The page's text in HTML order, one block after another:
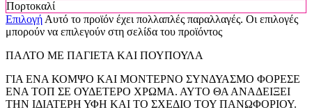
Πορτοκαλί
Επιλογή Αυτό το προϊόν έχει πολλαπλές παραλλαγές. Οι επιλογές
μπορούν να επιλεγούν στη σελίδα του προϊόντος
ΠΑΛΤΟ ΜΕ ΠΑΓΙΕΤΑ ΚΑΙ ΠΟΥΠΟΥΛΑ
ΓΙΑ ΕΝΑ ΚΟΜΨΟ ΚΑΙ ΜΟΝΤΕΡΝΟ ΣΥΝΔΥΑΣΜΟ ΦΟΡΕΣΕ
ΕΝΑ ΤΟΠ ΣΕ ΟΥΔΕΤΕΡΟ ΧΡΩΜΑ. ΑΥΤΟ ΘΑ ΑΝΑΔΕΙΞΕΙ
ΤΗΝ ΙΔΙΑΤΕΡΗ ΥΦΗ ΚΑΙ ΤΟ ΣΧΕΔΙΟ ΤΟΥ ΠΑΝΩΦΟΡΙΟΥ.